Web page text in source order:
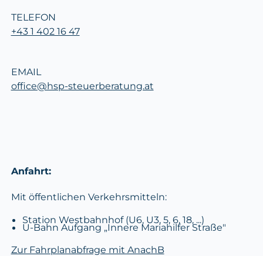
TELEFON
+43 1 402 16 47
EMAIL
office@hsp-steuerberatung.at
Anfahrt:
Mit öffentlichen Verkehrsmitteln:
Station Westbahnhof (U6, U3, 5, 6, 18, ...)
U-Bahn Aufgang „Innere Mariahilfer Straße"
Zur Fahrplanabfrage mit AnachB